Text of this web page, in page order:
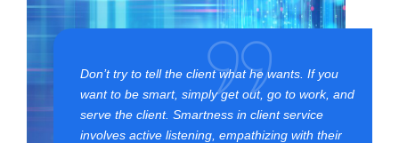
Don’t try to tell the client what he wants. If you
want to be smart, simply get out, go to work, and
serve the client. Smartness in client service
involves active listening, empathizing with their